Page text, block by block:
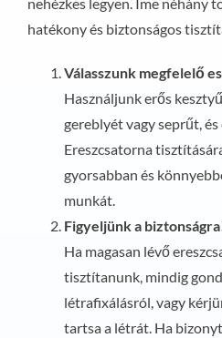
hatékony és biztonságos
Válasszunk megfelelő
Használjunk erős
gereblyét vagy seprűt,
Ereszcsatorna
gyorsabban és
munkát.
Figyeljünk a
Ha magasan lévő
tisztítanunk, mindig
létrafixálásról, vagy
tartsa a létrát. Ha